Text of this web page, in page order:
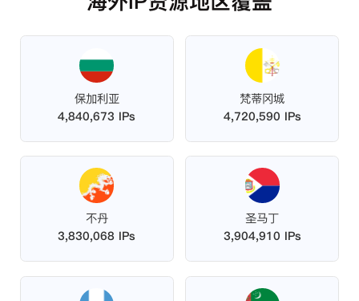
保加利亚
4,840,673 IPs
梵蒂冈城
4,720,590 IPs
不丹
3,830,068 IPs
圣马丁
3,904,910 IPs